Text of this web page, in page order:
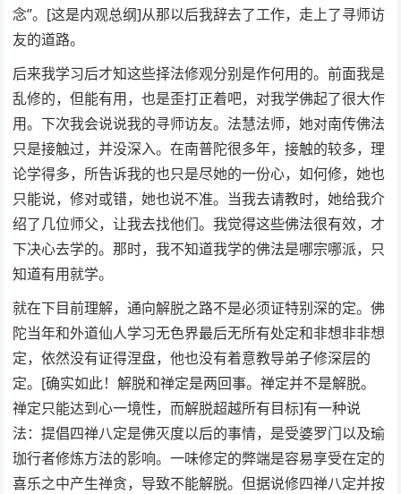
念”。[这是内观总纲]从那以后我辞去了工作，走上了寻师访
友的道路。
后来我学习后才知这些择法修观分别是作何用的。前面我是
乱修的，但能有用，也是歪打正着吧，对我学佛起了很大作
用。下次我会说说我的寻师访友。法慧法师，她对南传佛法
只是接触过，并没深入。在南普陀很多年，接触的较多，理
论学得多，所告诉我的也只是尽她的一份心，如何修，她也
只能说，修对或错，她也说不准。当我去请教时，她给我介
绍了几位师父，让我去找他们。我觉得这些佛法很有效，才
下决心去学的。那时，我不知道我学的佛法是哪宗哪派，只
知道有用就学。
就在下目前理解，通向解脱之路不是必须证特别深的定。佛
陀当年和外道仙人学习无色界最后无所有处定和非想非非想
定，依然没有证得涅盘，他也没有着意教导弟子修深层的
定。[确实如此！解脱和禅定是两回事。禅定并不是解脱。
禅定只能达到心一境性，而解脱超越所有目标]有一种说
法：提倡四禅八定是佛灭度以后的事情，是受婆罗门以及瑜
珈行者修炼方法的影响。一味修定的弊端是容易享受在定的
喜乐之中产生禅贪，导致不能解脱。但据说修四禅八定并按